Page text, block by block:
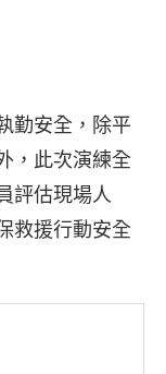
勤安全，除平
，此次演練全
評估現場人
救援行動安全